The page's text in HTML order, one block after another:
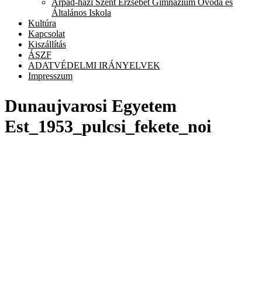
Árpád-házi Szent Erzsébet Gimnázium Óvoda és
Általános Iskola
Kultúra
Kapcsolat
Kiszállítás
ÁSZF
ADATVÉDELMI IRÁNYELVEK
Impresszum
Dunaujvarosi Egyetem
Est_1953_pulcsi_fekete_noi